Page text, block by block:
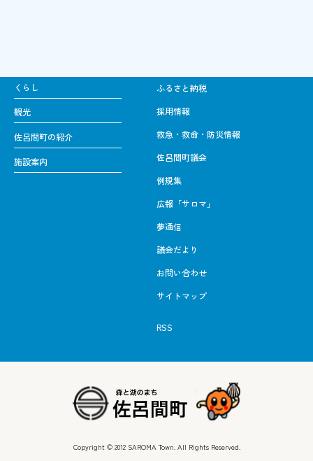
くらし
観光
佐呂間町の紹介
施設案内
ふるさと納税
採用情報
救急・救命・防災情報
佐呂間町議会
例規集
広報「サロマ」
夢通信
議会だより
お問い合わせ
サイトマップ
RSS
Copyright © 2012 SAROMA Town. All Rights Reserved.